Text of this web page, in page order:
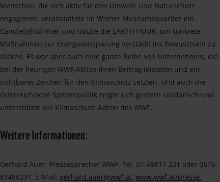
Menschen, die sich aktiv für den Umwelt- und Naturschutz
engagieren, veranstaltete im Wiener Museumsquartier ein
Candlelightdinner und nützte die EARTH HOUR, um konkrete
Maßnahmen zur Energieeinsparung verstärkt ins Bewusstsein zu
rücken. Es war aber auch eine ganze Reihe von Unternehmen, die
bei der heurigen WWF-Aktion ihren Beitrag leisteten und ein
sichtbares Zeichen für den Klimaschutz setzten. Und auch die
österreichische Spitzenpolitik zeigte sich gestern solidarisch und
unterstützte die Klimaschutz-Aktion des WWF.
Weitere Informationen:
Gerhard Auer, Pressesprecher WWF, Tel. 01-48817-231 oder 0676-
83488231, E-Mail: gerhard.auer@wwf.at, www.wwf.at/presse.